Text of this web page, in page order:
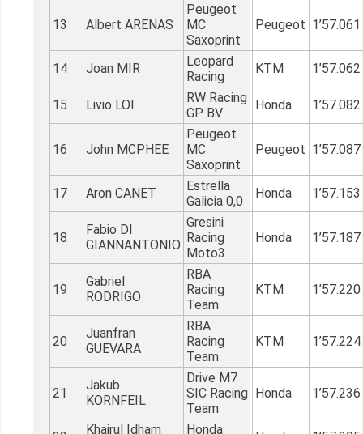
13 Albert ARENAS
Peugeot
MC
Saxoprint
Peugeot 1’57.061
14 Joan MIR
Leopard
Racing
KTM 1’57.062
15 Livio LOI
RW Racing
GP BV
Honda 1’57.082
16 John MCPHEE
Peugeot
MC
Saxoprint
Peugeot 1’57.087
17 Aron CANET
Estrella
Galicia 0,0
Honda 1’57.153
18
Fabio DI
GIANNANTONIO
Gresini
Racing
Moto3
Honda 1’57.187
19
Gabriel
RODRIGO
RBA
Racing
Team
KTM 1’57.220
20
Juanfran
GUEVARA
RBA
Racing
Team
KTM 1’57.224
21
Jakub
KORNFEIL
Drive M7
SIC Racing
Team
Honda 1’57.236
Khairul Idham Honda